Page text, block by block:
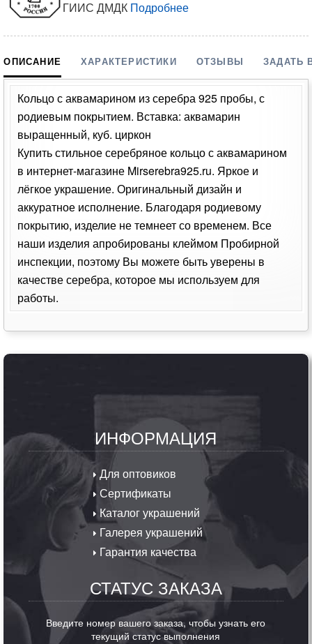
ГИИС ДМДК Подробнее
ОПИСАНИЕ ХАРАКТЕРИСТИКИ ОТЗЫВЫ ЗАДАТЬ
Кольцо с аквамарином из серебра 925 пробы, с
родиевым покрытием. Вставка: аквамарин
выращенный, куб. циркон
Купить стильное серебряное кольцо с аквамарином
в интернет-магазине Mirserebra925.ru. Яркое и
лёгкое украшение. Оригинальный дизайн и
аккуратное исполнение. Благодаря родиевому
покрытию, изделие не темнеет со временем. Все
наши изделия апробированы клеймом Пробирной
инспекции, поэтому Вы можете быть уверены в
качестве серебра, которое мы используем для
работы.
ИНФОРМАЦИЯ
Для оптовиков
Сертификаты
Каталог украшений
Галерея украшений
Гарантия качества
СТАТУС ЗАКАЗА
Введите номер вашего заказа, чтобы узнать его
текущий статус выполнения